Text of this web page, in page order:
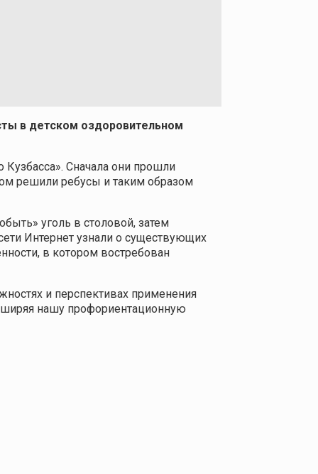
в детском оздоровительном
Кузбасса». Сначала они прошли
решили ребусы и таким образом
уголь в столовой, затем
Интернет узнали о существующих
в котором востребован
и перспективах применения
нашу профориентационную